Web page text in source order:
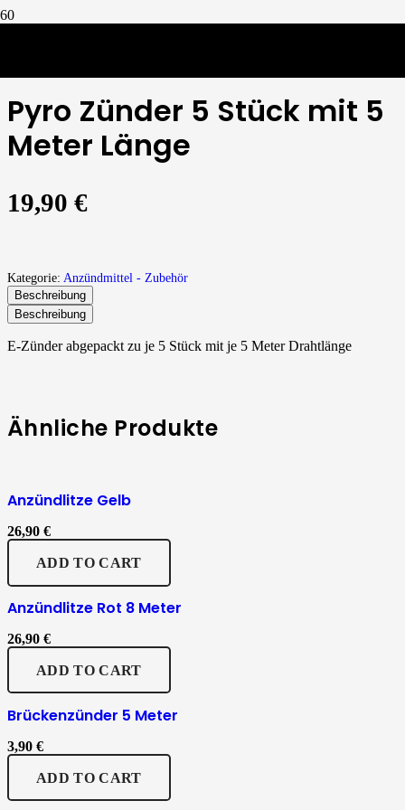
Pyro Zünder 5 Stück mit 5
Meter Länge
19,90 €
Kategorie: Anzündmittel - Zubehör
Beschreibung
Beschreibung
E-Zünder abgepackt zu je 5 Stück mit je 5 Meter Drahtlänge
Ähnliche Produkte
Anzündlitze Gelb
26,90 €
ADD TO CART
Anzündlitze Rot 8 Meter
26,90 €
ADD TO CART
Brückenzünder 5 Meter
3,90 €
ADD TO CART